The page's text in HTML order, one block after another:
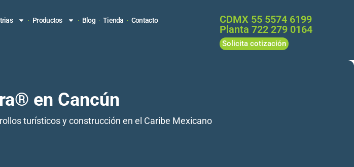
Productos Blog Tienda Contacto
CDMX 55 5574 6199
Planta 722 279 0164
Solicita cotización
en Cancún
turísticos y construcción en el Caribe Mexicano